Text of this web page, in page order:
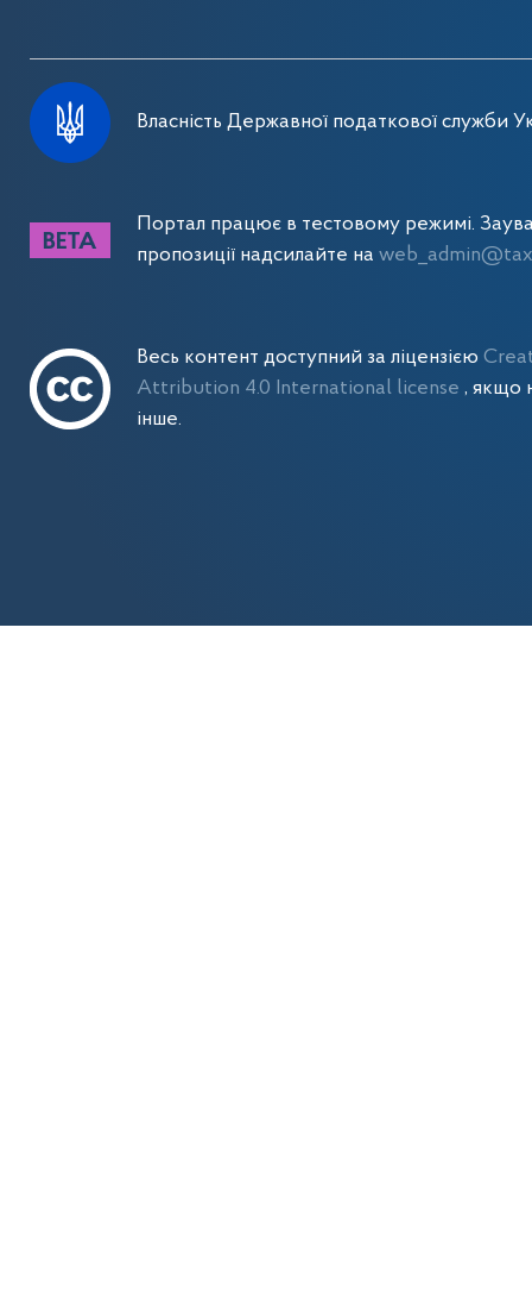
Власність Державної податкової служби
Портал працює в тестовому режимі.
пропозиції надсилайте на
Весь контент доступний за ліцензією
Attribution 4.0 International license , якщо
інше.